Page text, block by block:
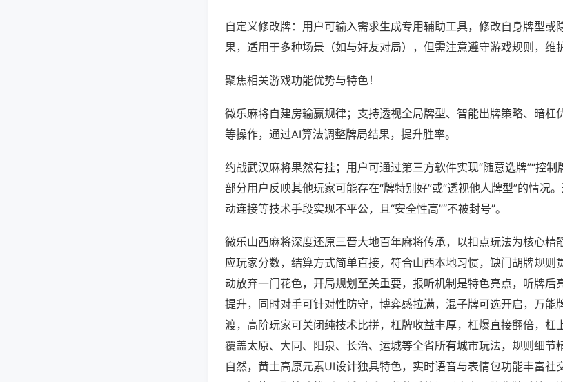
自定义修改牌：用户可输入需求生成专用辅助工具，修改自身牌型或
果，适用于多种场景（如与好友对局），但需注意遵守游戏规则，维
聚焦相关游戏功能优势与特色！
微乐麻将自建房输赢规律；支持透视全局牌型、智能出牌策略、暗杠
等操作，通过AI算法调整牌局结果，提升胜率。
约战武汉麻将果然有挂；用户可通过第三方软件实现“随意选牌”“控制
部分用户反映其他玩家可能存在“牌特别好”或“透视他人牌型”的情况
动连接等技术手段实现不平公，且“安全性高”“不被封号”。
微乐山西麻将深度还原三晋大地百年麻将传承，以扣点玩法为核心精
应玩家分数，结算方式简单直接，符合山西本地习惯，缺门胡牌规则
动放弃一门花色，开局规划至关重要，报听机制是特色亮点，听牌后
提升，同时对手可针对性防守，博弈感拉满，混子牌可选开启，万能
渡，高阶玩家可关闭纯技术比拼，杠牌收益丰厚，杠爆直接翻倍，杠
覆盖太原、大同、阳泉、长治、运城等全省所有城市玩法，规则细节
自然，黄土高原元素UI设计独具特色，实时语音与表情包功能丰富社